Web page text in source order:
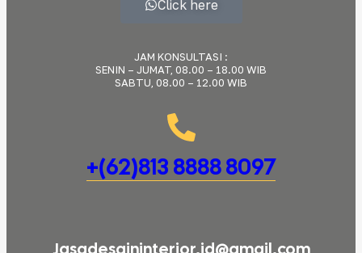
Click here
JAM KONSULTASI :
SENIN – JUMAT, 08.00 – 18.00 WIB
SABTU, 08.00 – 12.00 WIB
+(62)813 8888 8097